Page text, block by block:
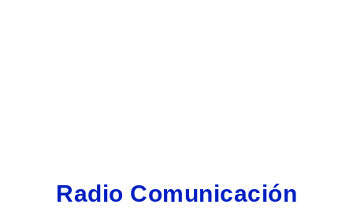
Radio Comunicación